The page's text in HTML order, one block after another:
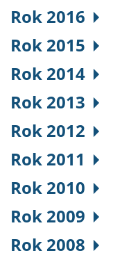
Rok 2016
Rok 2015
Rok 2014
Rok 2013
Rok 2012
Rok 2011
Rok 2010
Rok 2009
Rok 2008